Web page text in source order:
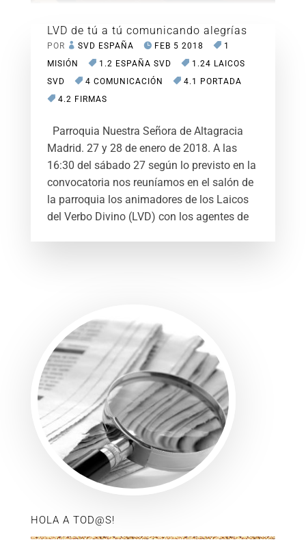
LVD de tú a tú comunicando alegrías
POR SVD ESPAÑA FEB 5 2018
1
MISIÓN
1.2 ESPAÑA SVD
1.24 LAICOS
SVD
4 COMUNICACIÓN
4.1 PORTADA
4.2 FIRMAS
Parroquia Nuestra Señora de Altagracia
Madrid. 27 y 28 de enero de 2018. A las
16:30 del sábado 27 según lo previsto en la
convocatoria nos reuníamos en el salón de
la parroquia los animadores de los Laicos
del Verbo Divino (LVD) con los agentes de
HOLA A TOD@S!